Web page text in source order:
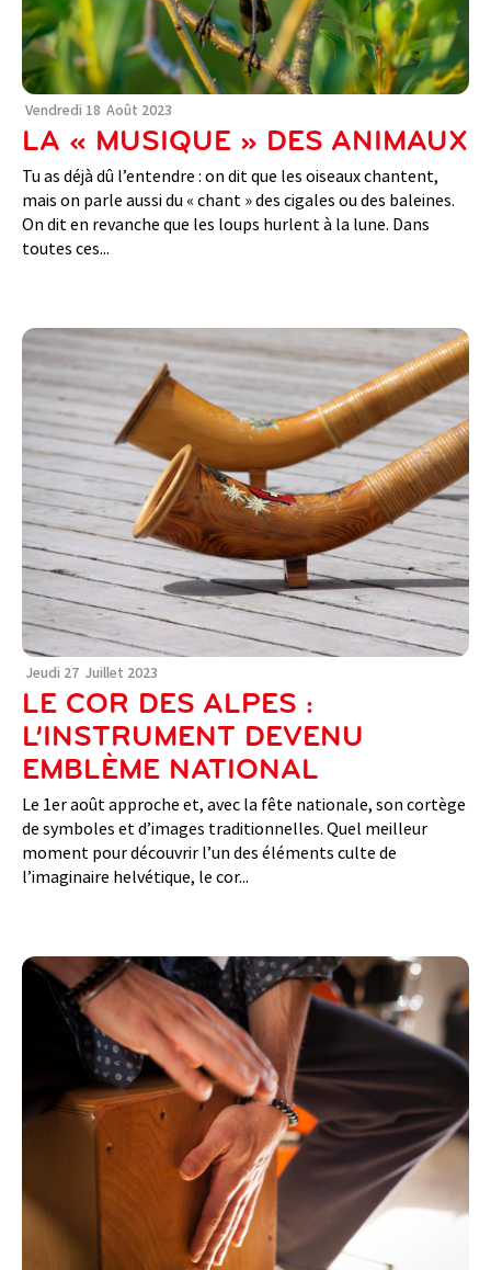
Vendredi 18 Août 2023
LA « MUSIQUE » DES ANIMAUX
Tu as déjà dû l’entendre : on dit que les oiseaux chantent,
mais on parle aussi du « chant » des cigales ou des baleines.
On dit en revanche que les loups hurlent à la lune. Dans
toutes ces...
Jeudi 27 Juillet 2023
LE COR DES ALPES :
L’INSTRUMENT DEVENU
EMBLÈME NATIONAL
Le 1er août approche et, avec la fête nationale, son cortège
de symboles et d’images traditionnelles. Quel meilleur
moment pour découvrir l’un des éléments culte de
l’imaginaire helvétique, le cor...